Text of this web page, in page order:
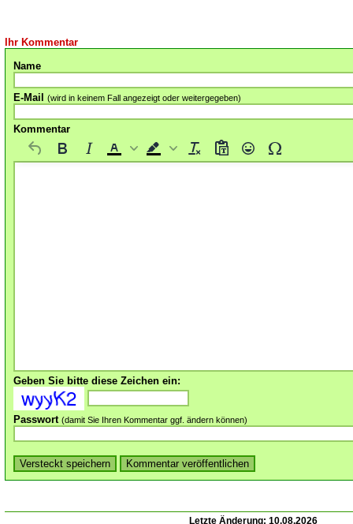
Ihr Kommentar
Name
E-Mail (wird in keinem Fall angezeigt oder weitergegeben)
Kommentar
Geben Sie bitte diese Zeichen ein:
Passwort (damit Sie Ihren Kommentar ggf. ändern können)
Letzte Änderung: 10.08.2026